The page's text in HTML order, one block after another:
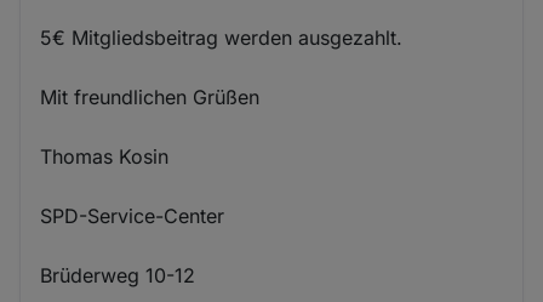
5€ Mitgliedsbeitrag werden ausgezahlt.
Mit freundlichen Grüßen
Thomas Kosin
SPD-Service-Center
Brüderweg 10-12